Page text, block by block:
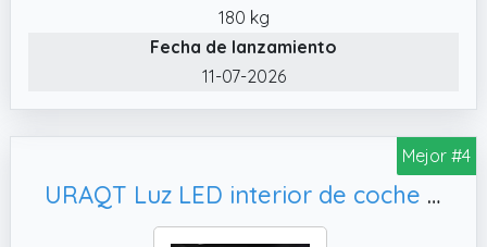
✔️ Luces LED Coche Interior 4 en 1. esta tira
de luces LED 4 en 1 para coche incluye de 48
LED con cables más largos.
✔️ Fácil de instalar y usar. la parte posterior
adhesivo fuerte, no es necesario montar la
cinta de luz, más fácil de instalar y ocultar,
mantiene tu coche limpio y ordenado.
180 kg
Fecha de lanzamiento
11-07-2026
Mejor #4
URAQT Luz LED interior de coche con interruptor táctil con sensor USB, baño